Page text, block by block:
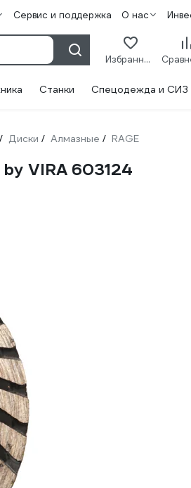
Сервис и поддержка О нас
Избранное
Станки Спецодежда и СИЗ
/ Диски / Алмазные / RAGE
VIRA 603124